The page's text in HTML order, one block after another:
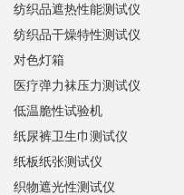
纺织品遮热性能测试仪
纺织品干燥特性测试仪
对色灯箱
医疗弹力袜压力测试仪
低温脆性试验机
纸尿裤卫生巾测试仪
纸板纸张测试仪
织物遮光性测试仪